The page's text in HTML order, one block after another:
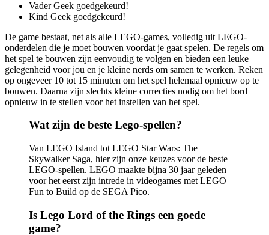
Vader Geek goedgekeurd!
Kind Geek goedgekeurd!
De game bestaat, net als alle LEGO-games, volledig uit LEGO-
onderdelen die je moet bouwen voordat je gaat spelen. De regels om
het spel te bouwen zijn eenvoudig te volgen en bieden een leuke
gelegenheid voor jou en je kleine nerds om samen te werken. Reken
op ongeveer 10 tot 15 minuten om het spel helemaal opnieuw op te
bouwen. Daarna zijn slechts kleine correcties nodig om het bord
opnieuw in te stellen voor het instellen van het spel.
Wat zijn de beste Lego-spellen?
Van LEGO Island tot LEGO Star Wars: The
Skywalker Saga, hier zijn onze keuzes voor de beste
LEGO-spellen. LEGO maakte bijna 30 jaar geleden
voor het eerst zijn intrede in videogames met LEGO
Fun to Build op de SEGA Pico.
Is Lego Lord of the Rings een goede
game?